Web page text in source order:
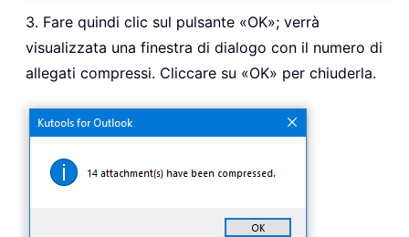
3. Fare quindi clic sul pulsante «OK»; verrà
visualizzata una finestra di dialogo con il numero di
allegati compressi. Cliccare su «OK» per chiuderla.